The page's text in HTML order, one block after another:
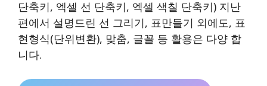
단축키, 엑셀 선 단축키, 엑셀 색칠 단축키) 지난
편에서 설명드린 선 그리기, 표만들기 외에도, 표
현형식(단위변환), 맞춤, 글꼴 등 활용은 다양 합
니다.